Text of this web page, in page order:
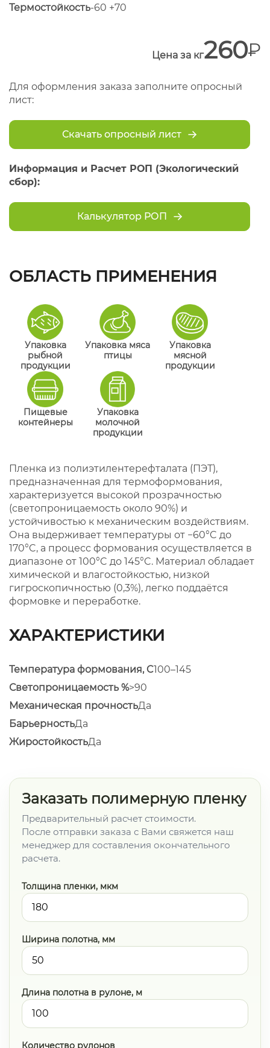
Термостойкость-60 +70
Цена за кг260
Для оформления заказа заполните опросный
лист:
Скачать опросный лист
Информация и Расчет РОП (Экологический
сбор):
Калькулятор РОП
ОБЛАСТЬ ПРИМЕНЕНИЯ
Упаковка
рыбной
продукции
Упаковка мяса
птицы
Упаковка
мясной
продукции
Пищевые
контейнеры
Упаковка
молочной
продукции
Пленка из полиэтилентерефталата (ПЭТ),
предназначенная для термоформования,
характеризуется высокой прозрачностью
(светопроницаемость около 90%) и
устойчивостью к механическим воздействиям.
Она выдерживает температуры от −60°C до
170°C, а процесс формования осуществляется в
диапазоне от 100°C до 145°C. Материал обладает
химической и влагостойкостью, низкой
гигроскопичностью (0,3%), легко поддаётся
формовке и переработке.
ХАРАКТЕРИСТИКИ
Температура формования, C100–145
Светопроницаемость %>90
Механическая прочностьДа
БарьерностьДа
ЖиростойкостьДа
Заказать полимерную пленку
Предварительный расчет стоимости.
После отправки заказа с Вами свяжется наш
менеджер для составления окончательного
расчета.
Толщина пленки, мкм
Ширина полотна, мм
Длина полотна в рулоне, м
Количество рулонов